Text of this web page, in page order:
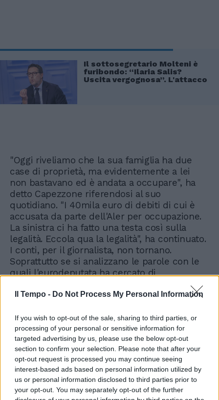
Il Tempo - Do Not Process My Personal Information
If you wish to opt-out of the sale, sharing to third parties, or
processing of your personal or sensitive information for
targeted advertising by us, please use the below opt-out
section to confirm your selection. Please note that after your
opt-out request is processed you may continue seeing
interest-based ads based on personal information utilized by
us or personal information disclosed to third parties prior to
your opt-out. You may separately opt-out of the further
Il sottosegretario Molteni è
furibondo: “Ilaria Salis?
Uscita vergognosa”. L'attacco
"Oggi riveliamo che la sua famiglia ha due
case di proprietà, ma evidentemente a lei
non bastavano ed è andata a occupare", ha
detto Capezzone riferendosi al suo
quotidiano. "I 40mila euro di debiti di cui è
accusata da parte dell'Aler per occupazione.
La sinistra ci ha fatto una testa così sulla
legalità. Eccola qua la legalità", ha continuato.
I conti, per il giornalista, non tornano.
Soprattutto se si analizzano le parole con le
quali l'eurodeputata ha cercato di
giustificarsi. "Cosa dice Salis? Che occupare
è una forma di resistenza. Quindi lei fa la
occupare è logorante. Vorranno il reddito di
'occupanza'? E ci dice 'Senza togliere nulla a
nessuno'. Ma siamo impazziti? Se la casa è
privata, la stai togliendo a chi ha pagato
mutuo e tasse. Se è pubblica, la stai
togliendo alla comunità e a chi si è messo in
graduatoria", ha spiegato.